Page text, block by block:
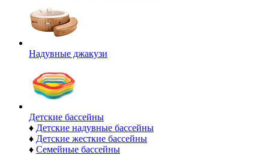
Надувные джакузи
Детские бассейны
♦ Детские надувные бассейны
♦ Детские жесткие бассейны
♦ Семейные бассейны